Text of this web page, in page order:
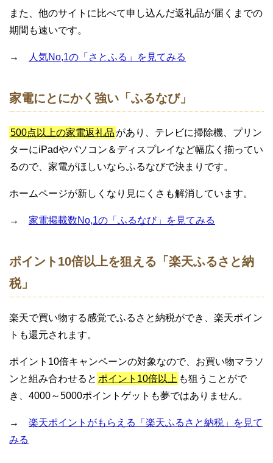
また、他のサイトに比べて申し込んだ返礼品が届くまでの
期間も速いです。
→ 人気No,1の「さとふる」を見てみる
家電にとにかく強い「ふるなび」
500点以上の家電返礼品 があり、テレビに掃除機、プリン
ターにiPadやパソコン＆ディスプレイなど幅広く揃ってい
るので、家電がほしいならふるなびで決まりです。
ホームページが新しくなり見にくさも解消しています。
→ 家電掲載数No,1の「ふるなび」を見てみる
ポイント10倍以上を狙える「楽天ふるさと納
税」
楽天で買い物する感覚でふるさと納税ができ、楽天ポイン
トも還元されます。
ポイント10倍キャンペーンの対象なので、お買い物マラソ
ンと組み合わせると ポイント10倍以上 も狙うことがで
き、4000～5000ポイントゲットも夢ではありません。
→ 楽天ポイントがもらえる「楽天ふるさと納税」を見て
みる